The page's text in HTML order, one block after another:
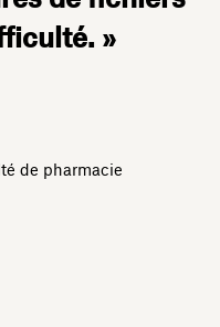
»
de pharmacie